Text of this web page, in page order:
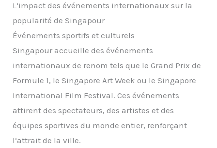
L’impact des événements internationaux sur la
popularité de Singapour
Événements sportifs et culturels
Singapour accueille des événements
internationaux de renom tels que le Grand Prix de
Formule 1, le Singapore Art Week ou le Singapore
International Film Festival. Ces événements
attirent des spectateurs, des artistes et des
équipes sportives du monde entier, renforçant
l’attrait de la ville.